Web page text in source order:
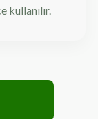
kullanılır.